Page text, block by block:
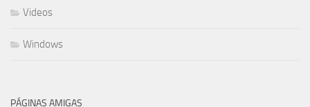
Videos
Windows
PÁGINAS AMIGAS